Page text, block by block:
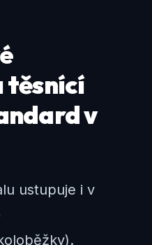
těsnící
v
ustupuje i v